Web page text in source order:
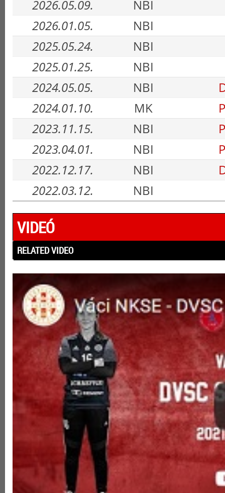
2026.05.09.
NBI
2026.01.05.
NBI
2025.05.24.
NBI
2025.01.25.
NBI
2024.05.05.
NBI
2024.01.10.
MK
2023.11.15.
NBI
2023.04.01.
NBI
2022.12.17.
NBI
2022.03.12.
NBI
VIDEÓ
RELATED VIDEO